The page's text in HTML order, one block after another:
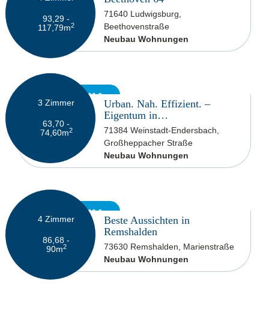
93,29 -
117,79m2
71640 Ludwigsburg,
Beethovenstraße
Neubau Wohnungen
369.000 - 439.000 €
3 Zimmer
63,70 -
74,60m2
Urban. Nah. Effizient. –
Eigentum in…
71384 Weinstadt-Endersbach,
Großheppacher Straße
Neubau Wohnungen
479.900 - 529.900 €
4 Zimmer
86,68 -
90m2
Beste Aussichten in
Remshalden
73630 Remshalden, Marienstraße
Neubau Wohnungen